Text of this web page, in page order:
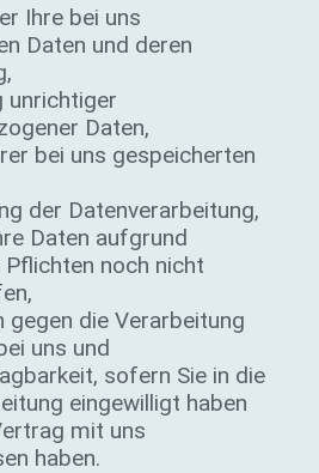
Ihre bei uns
Daten und deren
unrichtiger
Daten,
bei uns gespeicherten
der Datenverarbeitung,
Daten aufgrund
noch nicht
gegen die Verarbeitung
uns und
sofern Sie in die
eingewilligt haben
mit uns
haben.